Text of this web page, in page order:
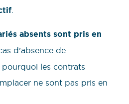
.
absents sont pris en
d’absence de
pourquoi les contrats
ne sont pas pris en